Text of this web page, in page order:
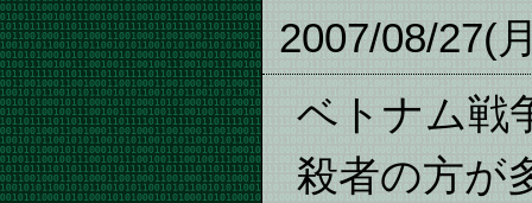
2007/08/27(
ベトナム戦
殺者の方が